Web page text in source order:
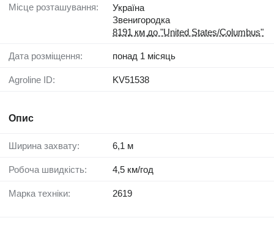
Місце розташування:
Україна
Звенигородка
8191 км до "United States/Columbus"
Дата розміщення: понад 1 місяць
Agroline ID: KV51538
Опис
Ширина захвату: 6,1 м
Робоча швидкість: 4,5 км/год
Марка техніки: 2619